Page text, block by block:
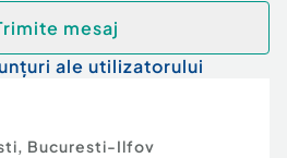
mesaj
ale utilizatorului
, Bucuresti-Ilfov